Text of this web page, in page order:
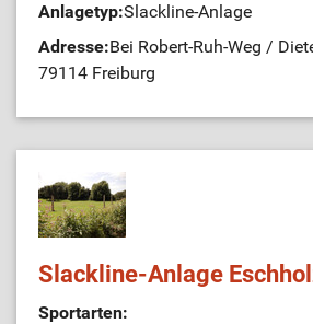
Anlagetyp:Slackline-Anlage
Adresse:Bei Robert-Ruh-Weg /
79114 Freiburg
Slackline-Anlage
Sportarten: